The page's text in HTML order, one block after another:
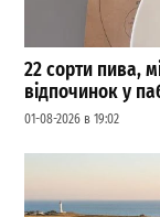
22 сорти пива,
відпочинок у
01-08-2026 в 19:02